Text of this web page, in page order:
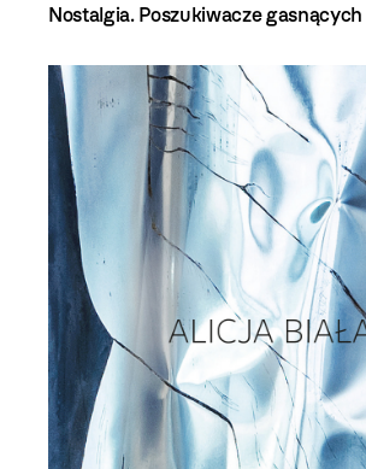
Nostalgia. Poszukiwacze